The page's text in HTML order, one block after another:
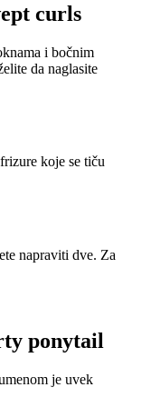
curls
i bočnim
da naglasite
koje se tiču
napraviti dve. Za
ponytail
je uvek